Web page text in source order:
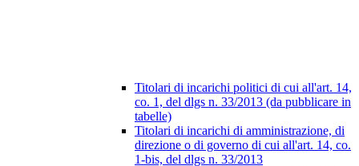
Titolari di incarichi politici di cui all'art. 14,
co. 1, del dlgs n. 33/2013 (da pubblicare in
tabelle)
Titolari di incarichi di amministrazione, di
direzione o di governo di cui all'art. 14, co.
1-bis, del dlgs n. 33/2013